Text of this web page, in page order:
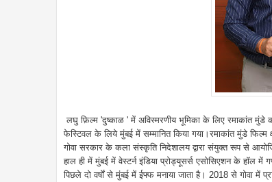
लघु फ़िल्म 'दुष्काळ ' में अविस्मरणीय भूमिका के लिए रमाकांत मुंडे
फेस्टिवल के लिये मुंबई में सम्मानित किया गया।रमाकांत मुंडे
गोवा सरकार के कला संस्कृति निदेशालय द्वारा संयुक्त रूप से
हाल ही में मुंबई में वेस्टर्न इंडिया प्रोड्यूसर्स एसोसिएशन के हॉल में
पिछले दो वर्षों से मुंबई में ईफ्फ मनाया जाता है। 2018 से गोवा